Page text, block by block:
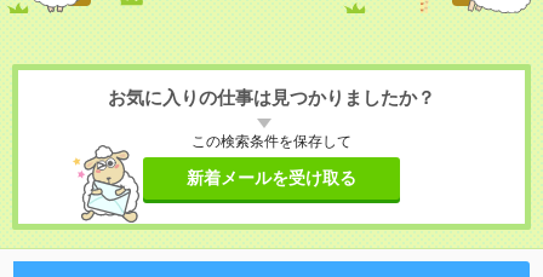
お気に入りの仕事は見つかりましたか？
この検索条件を保存して
新着メールを受け取る